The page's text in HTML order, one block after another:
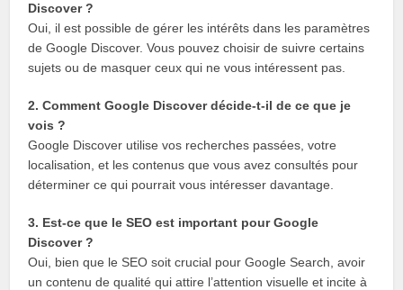
Discover ?
Oui, il est possible de gérer les intérêts dans les paramètres
de Google Discover. Vous pouvez choisir de suivre certains
sujets ou de masquer ceux qui ne vous intéressent pas.
2. Comment Google Discover décide-t-il de ce que je
vois ?
Google Discover utilise vos recherches passées, votre
localisation, et les contenus que vous avez consultés pour
déterminer ce qui pourrait vous intéresser davantage.
3. Est-ce que le SEO est important pour Google
Discover ?
Oui, bien que le SEO soit crucial pour Google Search, avoir
un contenu de qualité qui attire l’attention visuelle et incite à